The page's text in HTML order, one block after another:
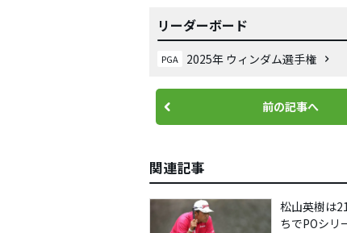
リーダーボード
PGA 2025年 ウィンダム選手権
前の記事へ
関連記事
松山英樹は
ちでPOシリ